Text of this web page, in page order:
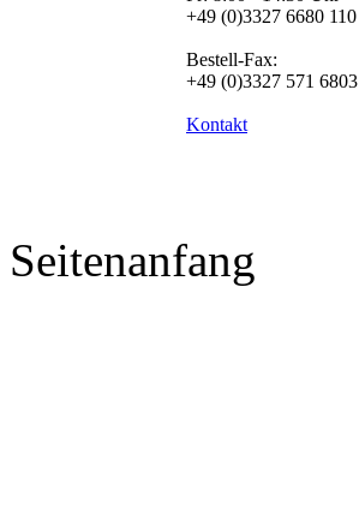
+49 (0)3327 6680 110
Bestell-Fax:
+49 (0)3327 571 6803
Kontakt
Seitenanfang